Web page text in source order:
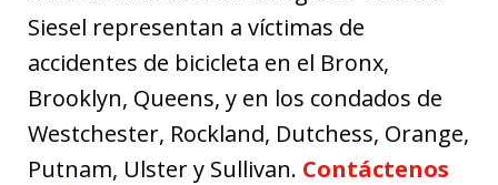
Siesel representan a víctimas de
accidentes de bicicleta en el Bronx,
Brooklyn, Queens, y en los condados de
Westchester, Rockland, Dutchess, Orange,
Putnam, Ulster y Sullivan. Contáctenos